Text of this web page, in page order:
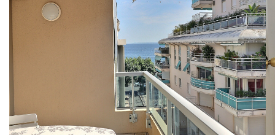
SYNDIC
ESTIMATION
AGENCE
MON COMPTE